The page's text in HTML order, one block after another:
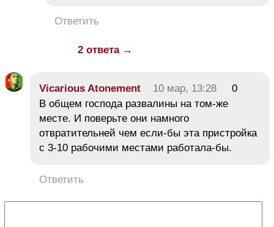
Ответить
2 ответа →
Vicarious Atonement 10 мар, 13:28
0
В общем господа развалины на том-же
месте. И поверьте они намного
отвратительней чем если-бы эта пристройка
с 3-10 рабочими местами работала-бы.
Ответить